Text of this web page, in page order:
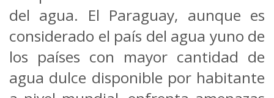
del agua. El Paraguay, aunque es
considerado el país del agua yuno de
los países con mayor cantidad de
agua dulce disponible por habitante